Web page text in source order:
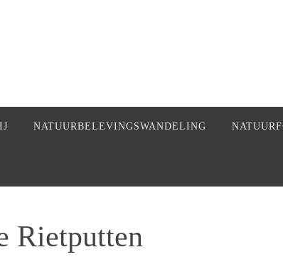
NATUURBELEVINGSWANDELING
Rietputten